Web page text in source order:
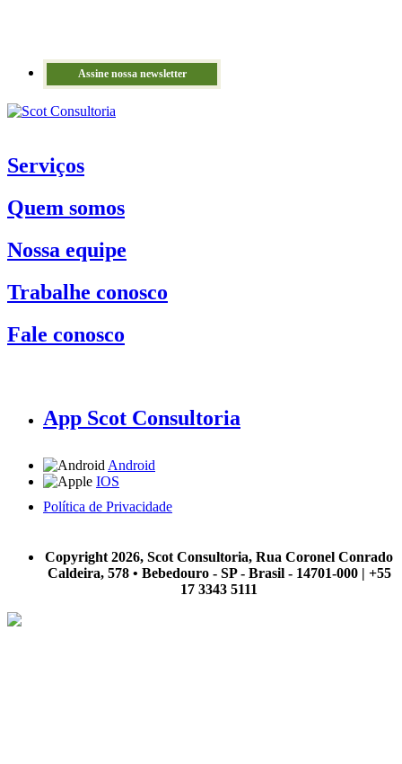
Assine nossa newsletter
Serviços
Quem somos
Nossa equipe
Trabalhe conosco
Fale conosco
App Scot Consultoria
Android
IOS
Política de Privacidade
Copyright 2026, Scot Consultoria, Rua Coronel Conrado
Caldeira, 578 • Bebedouro - SP - Brasil - 14701-000 | +55
17 3343 5111